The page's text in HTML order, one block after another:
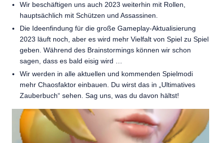
Wir beschäftigen uns auch 2023 weiterhin mit Rollen,
hauptsächlich mit Schützen und Assassinen.
Die Ideenfindung für die große Gameplay-Aktualisierung
2023 läuft noch, aber es wird mehr Vielfalt von Spiel zu Spiel
geben. Während des Brainstormings können wir schon
sagen, dass es bald eisig wird …
Wir werden in alle aktuellen und kommenden Spielmodi
mehr Chaosfaktor einbauen. Du wirst das in „Ultimatives
Zauberbuch“ sehen. Sag uns, was du davon hältst!